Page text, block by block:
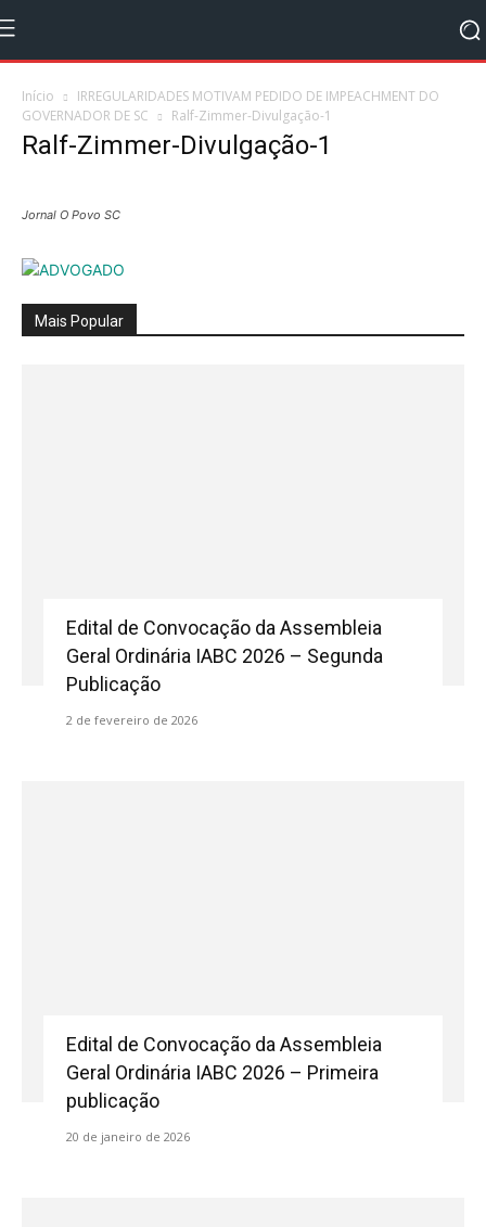
Início
IRREGULARIDADES MOTIVAM PEDIDO DE IMPEACHMENT DO
GOVERNADOR DE SC
Ralf-Zimmer-Divulgação-1
Ralf-Zimmer-Divulgação-1
Jornal O Povo SC
Mais Popular
Edital de Convocação da Assembleia
Geral Ordinária IABC 2026 – Segunda
Publicação
2 de fevereiro de 2026
Edital de Convocação da Assembleia
Geral Ordinária IABC 2026 – Primeira
publicação
20 de janeiro de 2026